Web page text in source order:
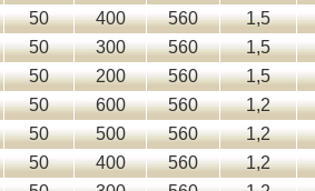
50 400 560 1,5
50 300 560 1,5
50 200 560 1,5
50 600 560 1,2
50 500 560 1,2
50 400 560 1,2